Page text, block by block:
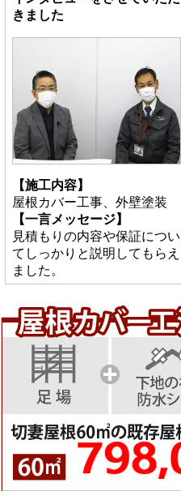
きました
【施工内容】
屋根カバー工事、外壁塗装
【一言メッセージ】
見積もりの内容や保証につい
てしっかりと説明してもらえ
ました。